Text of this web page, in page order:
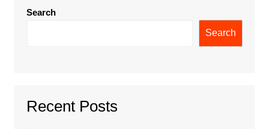
Search
Search
Recent Posts